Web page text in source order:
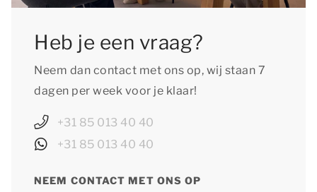
Heb je een vraag?
Neem dan contact met ons op, wij staan 7
dagen per week voor je klaar!
+31 85 013 40 40
+31 85 013 40 40
NEEM CONTACT MET ONS OP